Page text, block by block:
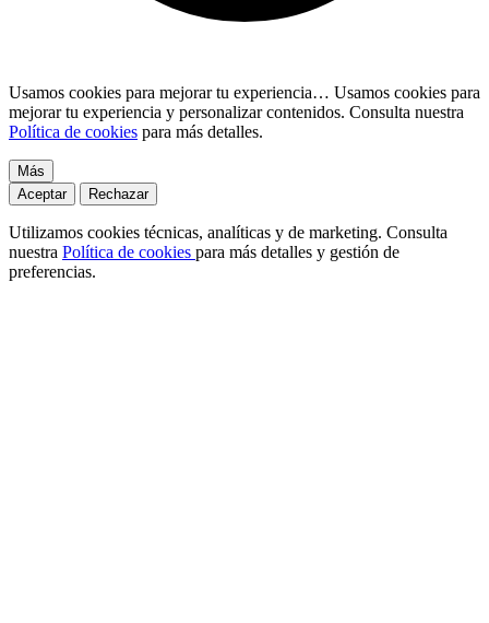
Usamos cookies para mejorar tu experiencia… Usamos cookies para
mejorar tu experiencia y personalizar contenidos. Consulta nuestra
Política de cookies para más detalles.
Más
Aceptar
Rechazar
Utilizamos cookies técnicas, analíticas y de marketing. Consulta
nuestra Política de cookies para más detalles y gestión de
preferencias.